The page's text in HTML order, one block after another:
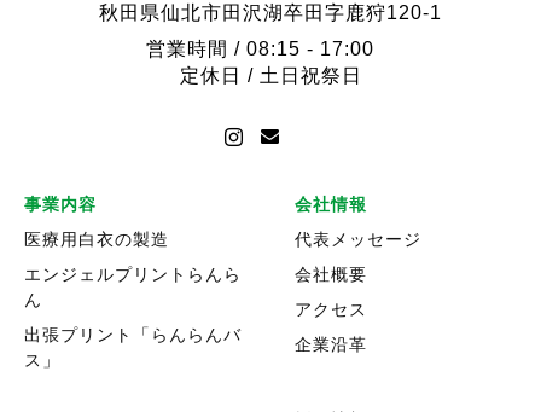
秋田県仙北市田沢湖卒田字鹿狩120-1
営業時間 / 08:15 - 17:00
定休日 / 土日祝祭日
事業内容
医療用白衣の製造
エンジェルプリントらんら
ん
出張プリント「らんらんバ
ス」
会社情報
代表メッセージ
会社概要
アクセス
企業沿革